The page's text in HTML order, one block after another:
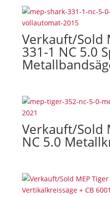
Verkauft/Sold
331-1 NC 5.0
Verkauft/Sold
NC 5.0